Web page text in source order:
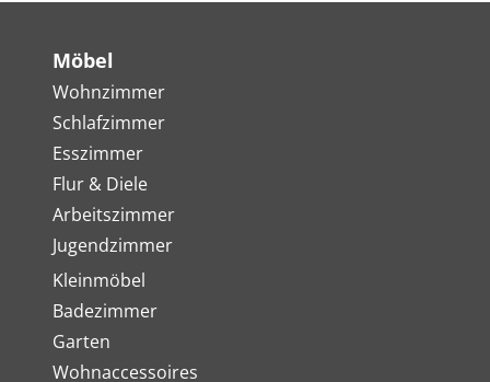
Möbel
Wohnzimmer
Schlafzimmer
Esszimmer
Flur & Diele
Arbeitszimmer
Jugendzimmer
Kleinmöbel
Badezimmer
Garten
Wohnaccessoires